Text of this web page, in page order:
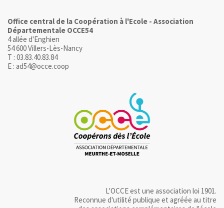
Office central de la Coopération à l'Ecole - Association
Départementale OCCE54
4 allée d'Enghien
54 600 Villers-Lès-Nancy
T : 03.83.40.83.84
E : ad54@occe.coop
L'OCCE est une association loi 1901.
Reconnue d'utilité publique et agréée au titre